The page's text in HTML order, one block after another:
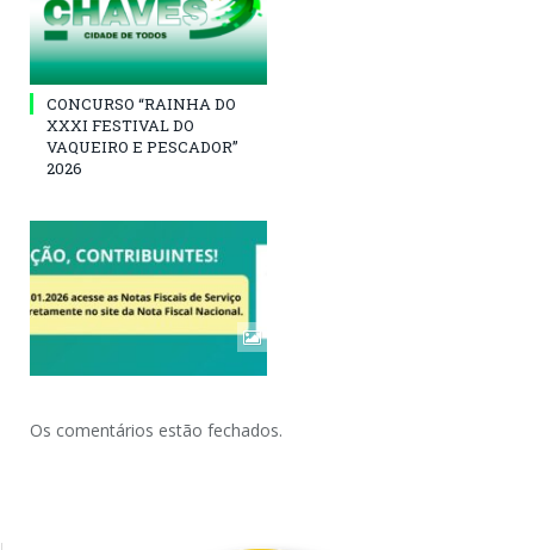
CONCURSO “RAINHA DO
XXXI FESTIVAL DO
VAQUEIRO E PESCADOR”
2026
Os comentários estão fechados.